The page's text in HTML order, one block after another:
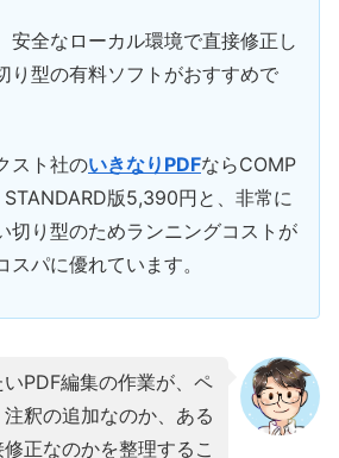
安全なローカル環境で直接修正し
り型の有料ソフトがおすすめで
スト社のいきなりPDFならCOMP
版5,390円と、非常に
切り型のためランニングコストが
パに優れています。
PDF編集の作業が、ペ
釈の追加なのか、ある
正なのかを整理するこ